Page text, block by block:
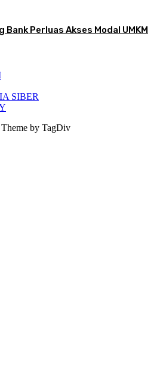
Bank Perluas Akses Modal UMKM
SIBER
by TagDiv